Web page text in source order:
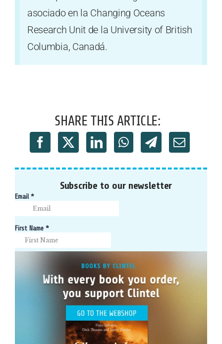
asociado en la Changing Oceans
Research Unit de la University of British
Columbia, Canadá.
SHARE THIS ARTICLE:
Subscribe to our newsletter